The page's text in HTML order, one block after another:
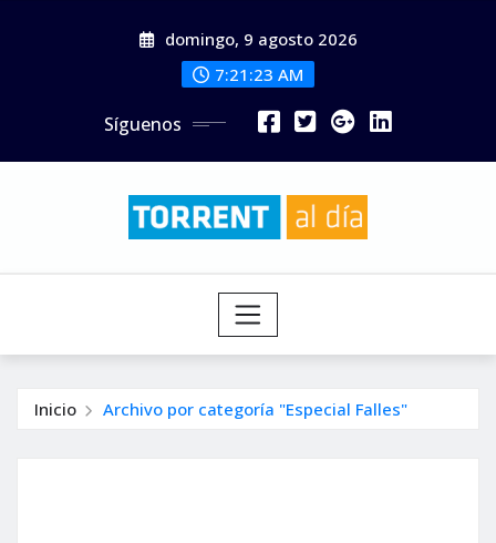
domingo, 9 agosto 2026
7:21:24 AM
Síguenos
Inicio Archivo por categoría "Especial Falles"